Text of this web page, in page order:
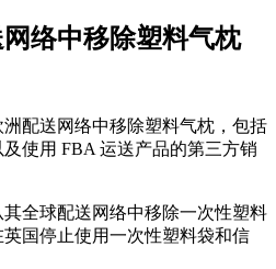
络中移除塑料气枕
配送网络中移除塑料气枕，包括
使用 FBA 运送产品的第三方销
全球配送网络中移除一次性塑料
国停止使用一次性塑料袋和信